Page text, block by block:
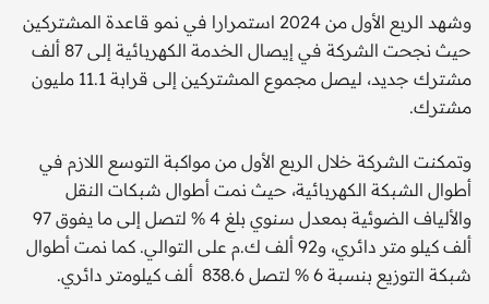
وشهد الربع الأول من 2024 استمرارا في نمو قاعدة المشتركين
حيث نجحت الشركة في إيصال الخدمة الكهربائية إلى 87 ألف
مشترك جديد، ليصل مجموع المشتركين إلى قرابة 11.1 مليون
مشترك.
وتمكنت الشركة خلال الربع الأول من مواكبة التوسع اللازم في
أطوال الشبكة الكهربائية، حيث نمت أطوال شبكات النقل
والألياف الضوئية بمعدل سنوي بلغ 4 % لتصل إلى ما يفوق 97
ألف كيلو متر دائري، و92 ألف ك.م على التوالي. كما نمت أطوال
شبكة التوزيع بنسبة 6 % لتصل 838.6 ألف كيلومتر دائري.